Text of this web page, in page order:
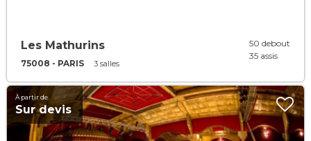
Les Mathurins
75008 - PARIS 3 salles
50 debout
35 assis
À partir de
Sur devis